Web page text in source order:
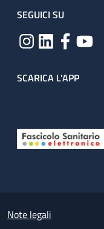
SEGUICI SU
SCARICA L'APP
Small prints
Note legali